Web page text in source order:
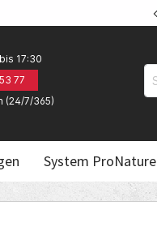
17:30
77
(24/7/365)
System ProNature